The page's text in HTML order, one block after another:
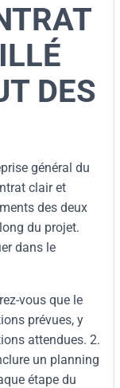
DES
général du
clair et
des deux
du projet.
dans le
vous que le
prévues, y
attendues. 2.
un planning
étape du